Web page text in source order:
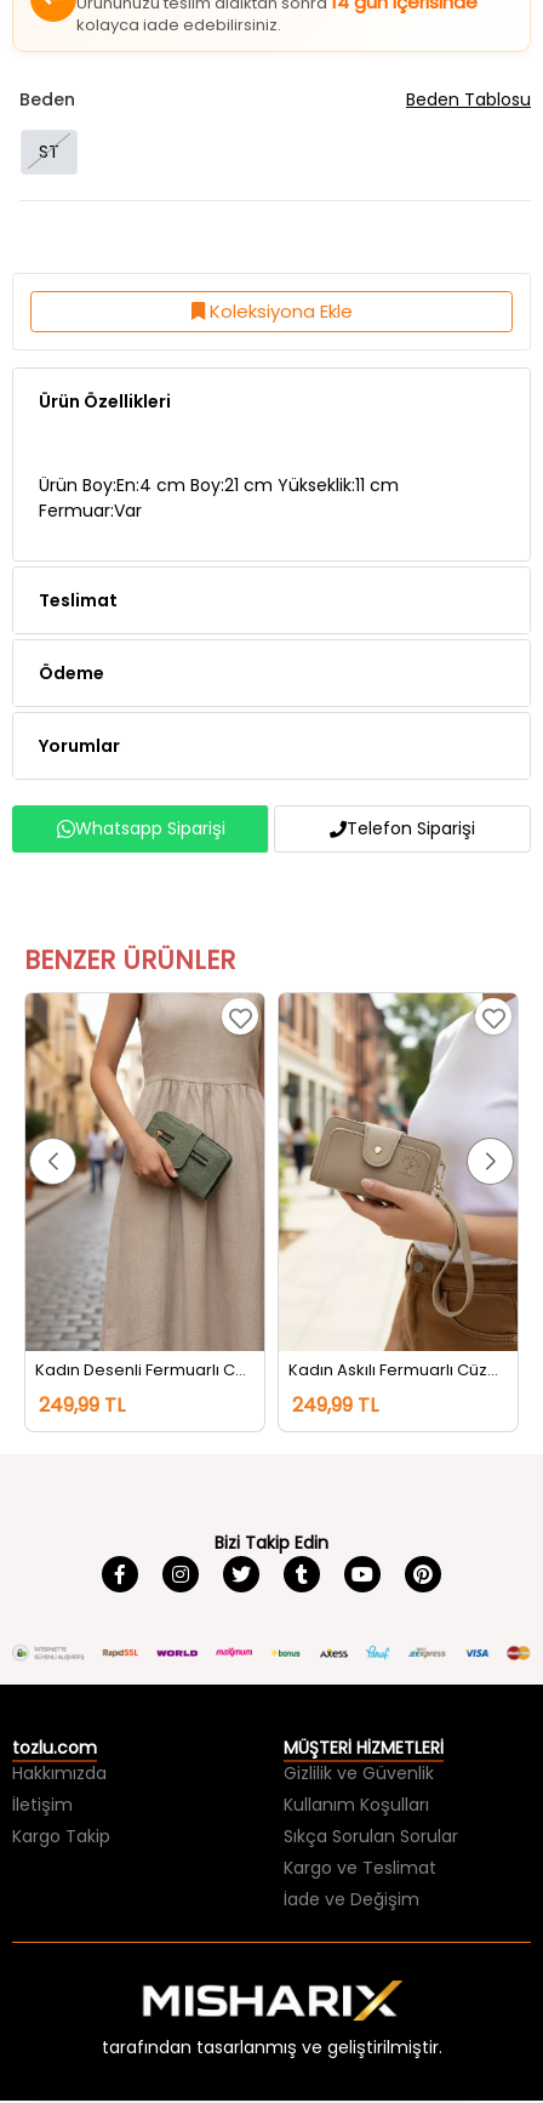
ST
Koleksiyona Ekle
Ürün Özellikleri
Fermuar:Var
Teslimat
Ödeme
Yorumlar
249,99 TL
Kadın Askılı Fermuarlı Cüzdan Bej
249,99 TL
Hakkımızda
İletişim
Kargo Takip
Gizlilik ve Güvenlik
Kullanım Koşulları
Sıkça Sorulan Sorular
Kargo ve Teslimat
İade ve Değişim
tarafından tasarlanmış ve geliştirilmiştir.